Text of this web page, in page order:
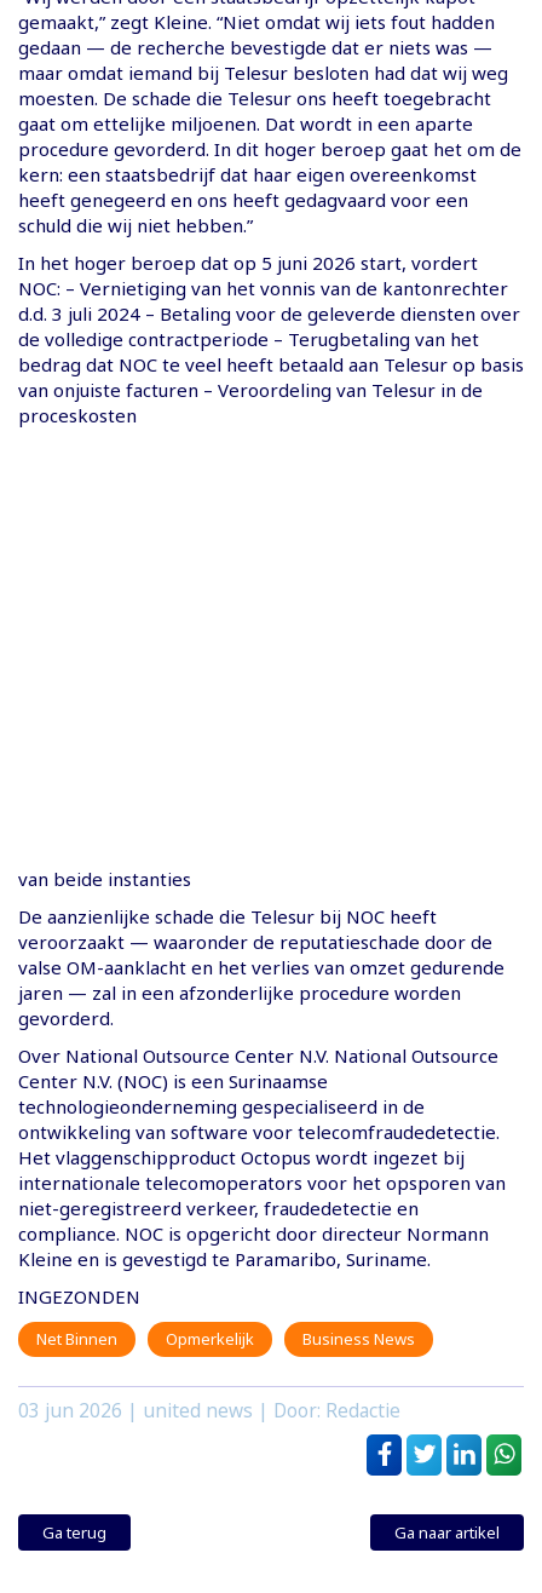
gemaakt,” zegt Kleine. “Niet omdat wij iets fout hadden
gedaan — de recherche bevestigde dat er niets was —
maar omdat iemand bij Telesur besloten had dat wij weg
moesten. De schade die Telesur ons heeft toegebracht
gaat om ettelijke miljoenen. Dat wordt in een aparte
procedure gevorderd. In dit hoger beroep gaat het om de
kern: een staatsbedrijf dat haar eigen overeenkomst
heeft genegeerd en ons heeft gedagvaard voor een
schuld die wij niet hebben.”
In het hoger beroep dat op 5 juni 2026 start, vordert
NOC: – Vernietiging van het vonnis van de kantonrechter
d.d. 3 juli 2024 – Betaling voor de geleverde diensten over
de volledige contractperiode – Terugbetaling van het
bedrag dat NOC te veel heeft betaald aan Telesur op basis
van onjuiste facturen – Veroordeling van Telesur in de
proceskosten
van beide instanties
De aanzienlijke schade die Telesur bij NOC heeft
veroorzaakt — waaronder de reputatieschade door de
valse OM-aanklacht en het verlies van omzet gedurende
jaren — zal in een afzonderlijke procedure worden
gevorderd.
Over National Outsource Center N.V. National Outsource
Center N.V. (NOC) is een Surinaamse
technologieonderneming gespecialiseerd in de
ontwikkeling van software voor telecomfraudedetectie.
Het vlaggenschipproduct Octopus wordt ingezet bij
internationale telecomoperators voor het opsporen van
niet-geregistreerd verkeer, fraudedetectie en
compliance. NOC is opgericht door directeur Normann
Kleine en is gevestigd te Paramaribo, Suriname.
INGEZONDEN
Net Binnen Opmerkelijk Business News
03 jun 2026 | united news | Door: Redactie
Ga terug Ga naar artikel